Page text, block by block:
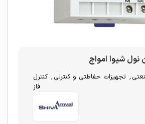
کلیک کنید
نول شیوا امواج
, تجهیزات حفاظتی و کنترلی , کنترل
فاز